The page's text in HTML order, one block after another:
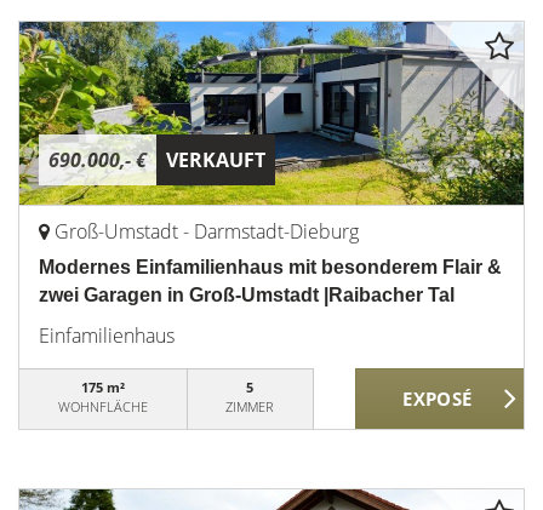
690.000,- € VERKAUFT
Groß-Umstadt - Darmstadt-Dieburg
Modernes Einfamilienhaus mit besonderem Flair &
zwei Garagen in Groß-Umstadt |Raibacher Tal
Einfamilienhaus
175 m²
WOHNFLÄCHE
5
ZIMMER